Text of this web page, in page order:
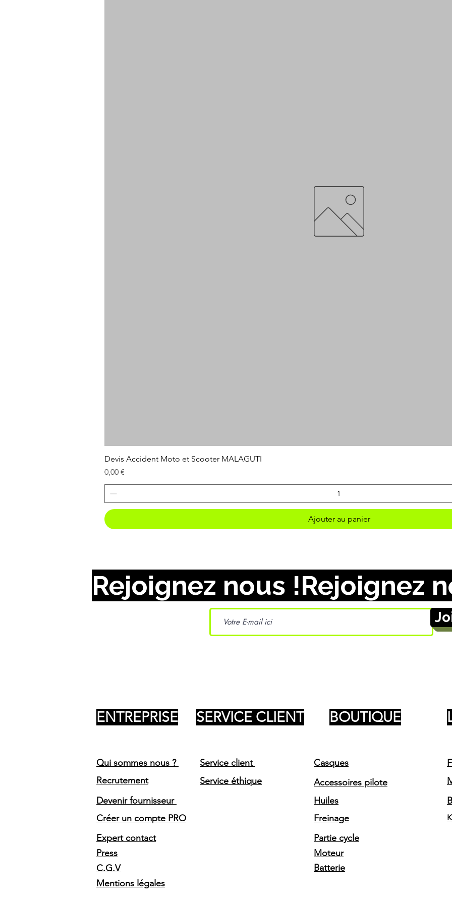
Devis Accident Moto et Scooter MALAGUTI
Prix
0,00 €
Ajouter au panier
Rejoignez nous !
ENTREPRISE
Qui sommes nous ?
Recrutement
SERVICE CLIENT
Service client
Service éthique
Devenir fournisseur
Créer un compte PRO
Expert contact
Press
C.G.V
BOUTIQUE
Casques
Accessoires pilote
Huiles
Freinage
Partie cycle
Moteur
Batterie
Mentions légales